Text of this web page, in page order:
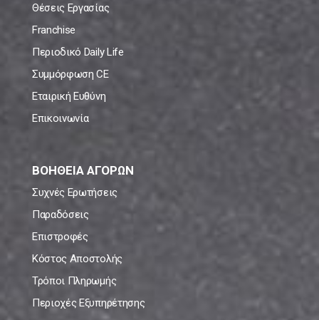
Θέσεις Εργασίας
Franchise
Περιοδικό Daily Life
Συμμόρφωση CE
Εταιρική Ευθύνη
Επικοινωνία
ΒΟΗΘΕΙΑ ΑΓΟΡΩΝ
Συχνές Ερωτήσεις
Παραδόσεις
Επιστροφές
Κόστος Αποστολής
Τρόποι Πληρωμής
Περιοχές Εξυπηρέτησης